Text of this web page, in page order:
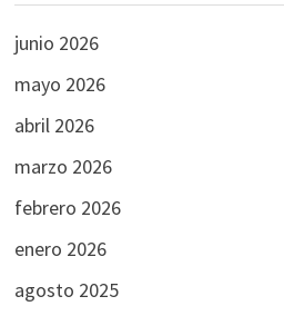
junio 2026
mayo 2026
abril 2026
marzo 2026
febrero 2026
enero 2026
agosto 2025